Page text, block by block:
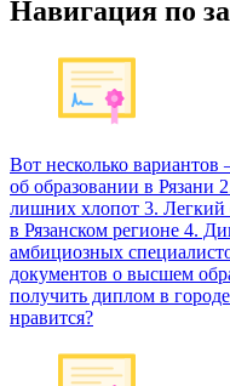
Навигация по
Вот несколько
об образовании в Рязани
лишних хлопот 3. Легкий
в Рязанском регионе 4.
амбициозных
документов о высшем
получить диплом в
нравится?